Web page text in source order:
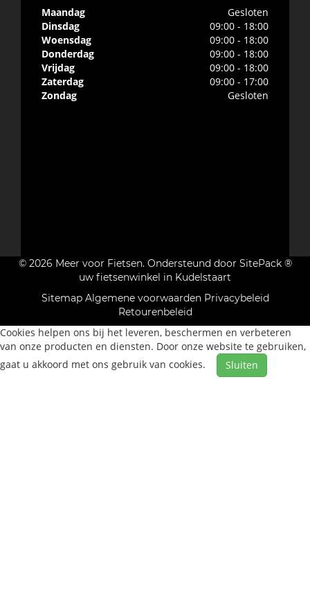
Maandag
Gesloten
Dinsdag
09:00 - 18:00
Woensdag
09:00 - 18:00
Donderdag
09:00 - 18:00
Vrijdag
09:00 - 18:00
Zaterdag
09:00 - 17:00
Zondag
Gesloten
© 2026 Meer voor Fietsen. Ondersteund door SitePack ®
uw fietsenwinkel in Kudelstaart
Sitemap Algemene voorwaarden Privacybeleid
Retourenbeleid
Cookies helpen ons bij het leveren, beschermen en verbeteren
van onze producten en diensten. Door onze website te gebruiken,
gaat u akkoord met ons gebruik van cookies.
Sluiten